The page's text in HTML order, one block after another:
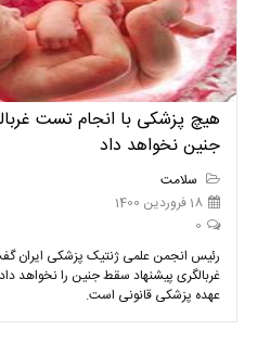
هیچ پزشکی با انجام تست
جنین نخواهد داد
سلامت
18 فروردین 1400
0
رئیس انجمن علمی ژنتیک پزشکی ایران
غربالگری پیشنهاد سقط جنین را نخواهد
عهده پزشکی قانونی است.